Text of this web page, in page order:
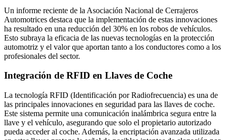
Un informe reciente de la Asociación Nacional de Cerrajeros
Automotrices destaca que la implementación de estas innovaciones
ha resultado en una reducción del 30% en los robos de vehículos.
Esto subraya la eficacia de las nuevas tecnologías en la protección
automotriz y el valor que aportan tanto a los conductores como a los
profesionales del sector.
Integración de RFID en Llaves de Coche
La tecnología RFID (Identificación por Radiofrecuencia) es una de
las principales innovaciones en seguridad para las llaves de coche.
Este sistema permite una comunicación inalámbrica segura entre la
llave y el vehículo, asegurando que solo el propietario autorizado
pueda acceder al coche. Además, la encriptación avanzada utilizada